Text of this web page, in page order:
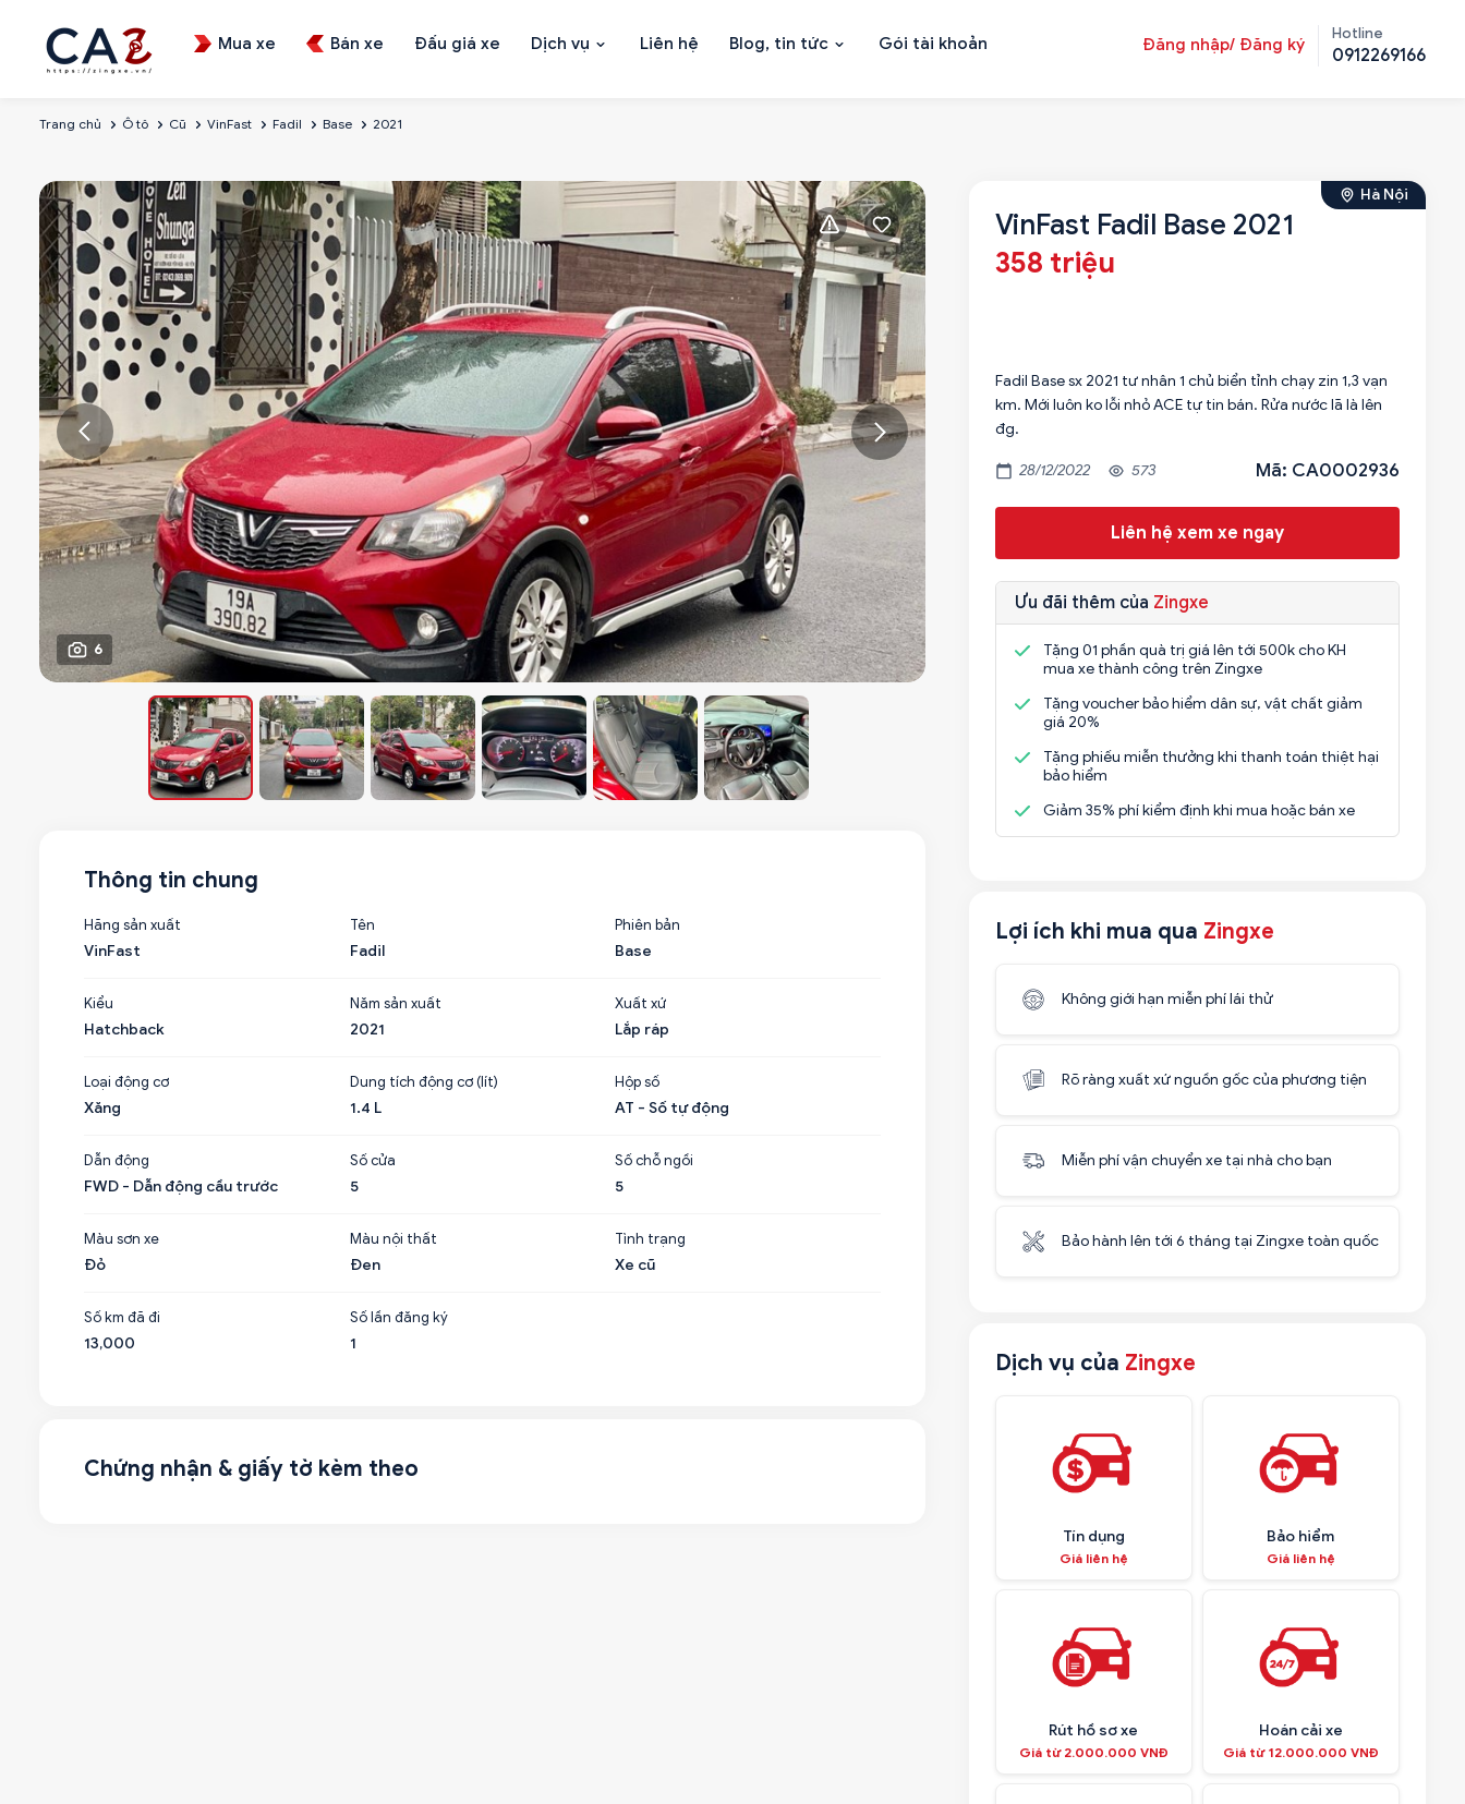
Mua xe Bán xe Đấu giá xe Dịch vụ Liên hệ Blog, tin tức Gói tài khoản Đăng nhập/ Đăng ký
Hotline
0912269166
Trang chủ Ô tô Cũ VinFast Fadil Base 2021
6
Hà Nội
VinFast Fadil Base 2021
358 triệu
Fadil Base sx 2021 tư nhân 1 chủ biển tỉnh chạy zin 1,3 vạn
km. Mới luôn ko lỗi nhỏ ACE tự tin bán. Rửa nước lã là lên
28/12/2022 573 Mã: CA0002936
Liên hệ xem xe ngay
Ưu đãi thêm của Zingxe
Tặng 01 phần quà trị giá lên tới 500k cho KH
mua xe thành công trên Zingxe
Tặng voucher bảo hiểm dân sự, vật chất giảm
giá 20%
Tặng phiếu miễn thưởng khi thanh toán thiệt hại
bảo hiểm
Giảm 35% phí kiểm định khi mua hoặc bán xe
Lợi ích khi mua qua Zingxe
Không giới hạn miễn phí lái thử
Rõ ràng xuất xứ nguồn gốc của phương tiện
Miễn phí vận chuyển xe tại nhà cho bạn
Bảo hành lên tới 6 tháng tại Zingxe toàn quốc
Dịch vụ của Zingxe
Tín dụng
Giá liên hệ
Bảo hiểm
Giá liên hệ
Rút hồ sơ xe
Giá từ 2.000.000 VNĐ
Hoán cải xe
Giá từ 12.000.000 VNĐ
Thông tin chung
Hãng sản xuất
VinFast
Tên
Fadil
Phiên bản
Base
Kiểu
Hatchback
Năm sản xuất
2021
Xuất xứ
Lắp ráp
Loại động cơ
Xăng
Dung tích động cơ (lít)
1.4 L
Hộp số
AT - Số tự động
Dẫn động
FWD - Dẫn động cầu trước
Số cửa
5
Số chỗ ngồi
5
Màu sơn xe
Đỏ
Màu nội thất
Đen
Tình trạng
Xe cũ
Số km đã đi
13,000
Số lần đăng ký
1
Chứng nhận & giấy tờ kèm theo